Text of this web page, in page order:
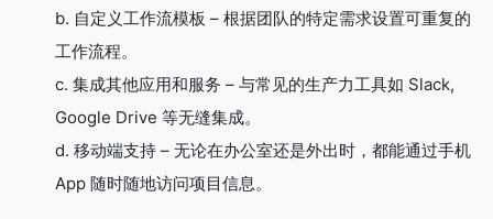
b. 自定义工作流模板 – 根据团队的特定需求设置可重复的
工作流程。
c. 集成其他应用和服务 – 与常见的生产力工具如 Slack,
Google Drive 等无缝集成。
d. 移动端支持 – 无论在办公室还是外出时，都能通过手机
App 随时随地访问项目信息。